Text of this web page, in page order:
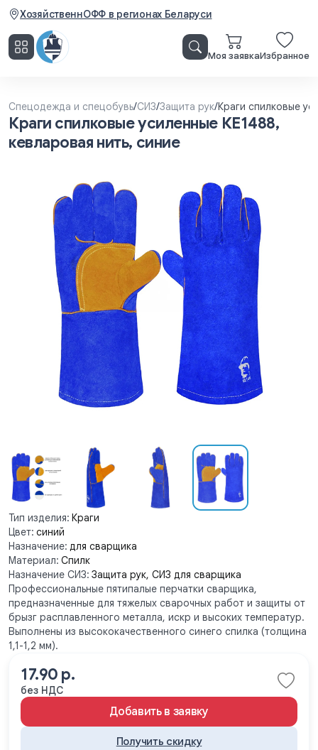
ХозяйственнОФФ в регионах Беларуси
Моя заявкаИзбранное
Краги спилковые усиленные КЕ1488,
кевларовая нить, синие
Спецодежда и спецобувь/СИЗ/Защита рук/Краги спилковые
Тип изделия: Краги
Цвет: синий
Назначение: для сварщика
Материал: Спилк
Назначение СИЗ: Защита рук, СИЗ для сварщика
Профессиональные пятипалые перчатки сварщика,
предназначенные для тяжелых сварочных работ и защиты от
брызг расплавленного металла, искр и высоких температур.
Выполнены из высококачественного синего спилка (толщина
1,1-1,2 мм).
17.90 р.
без НДС
Добавить в заявку
Получить скидку